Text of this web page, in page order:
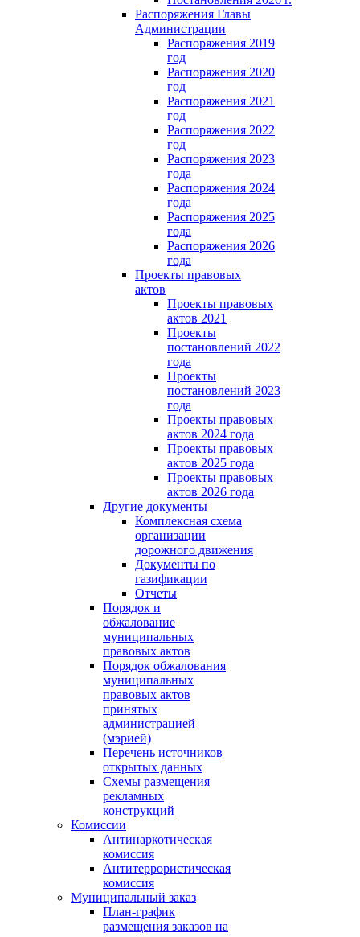
Распоряжения Главы
Администрации
Распоряжения 2019
год
Распоряжения 2020
год
Распоряжения 2021
год
Распоряжения 2022
год
Распоряжения 2023
года
Распоряжения 2024
года
Распоряжения 2025
года
Распоряжения 2026
года
Проекты правовых
актов
Проекты правовых
актов 2021
Проекты
постановлений 2022
года
Проекты
постановлений 2023
года
Проекты правовых
актов 2024 года
Проекты правовых
актов 2025 года
Проекты правовых
актов 2026 года
Другие документы
Комплексная схема
организации
дорожного движения
Документы по
газификации
Отчеты
Порядок и
обжалование
муниципальных
правовых актов
Порядок обжалования
муниципальных
правовых актов
принятых
администрацией
(мэрией)
Перечень источников
открытых данных
Схемы размещения
рекламных
конструкций
Комиссии
Антинаркотическая
комиссия
Антитеррористическая
комиссия
Муниципальный заказ
План-график
размещения заказов на